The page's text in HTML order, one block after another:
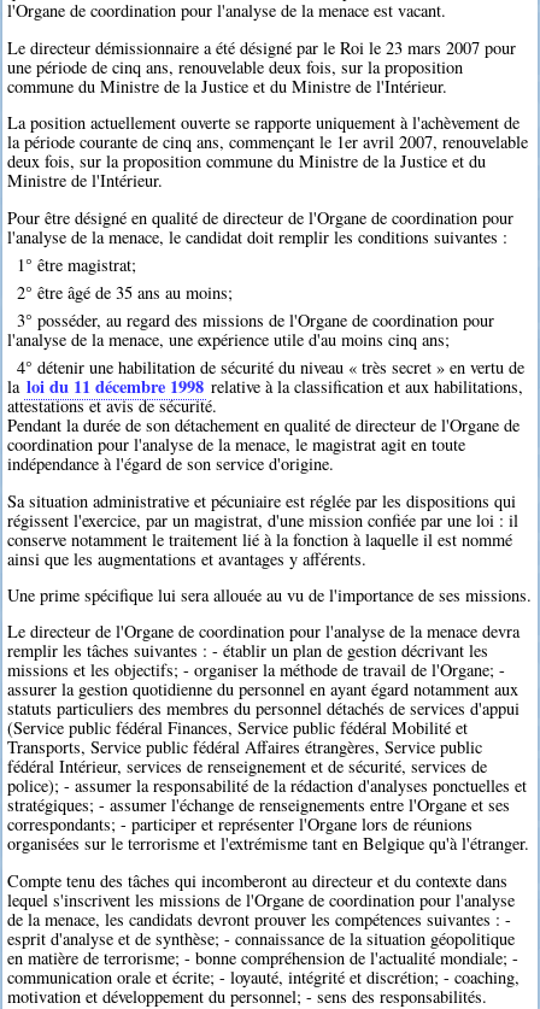
l'Organe de coordination pour l'analyse de la menace est vacant.
Le directeur démissionnaire a été désigné par le Roi le 23 mars 2007 pour
une période de cinq ans, renouvelable deux fois, sur la proposition
commune du Ministre de la Justice et du Ministre de l'Intérieur.
La position actuellement ouverte se rapporte uniquement à l'achèvement de
la période courante de cinq ans, commençant le 1er avril 2007, renouvelable
deux fois, sur la proposition commune du Ministre de la Justice et du
Ministre de l'Intérieur.
Pour être désigné en qualité de directeur de l'Organe de coordination pour
l'analyse de la menace, le candidat doit remplir les conditions suivantes :
1° être magistrat;
2° être âgé de 35 ans au moins;
3° posséder, au regard des missions de l'Organe de coordination pour
l'analyse de la menace, une expérience utile d'au moins cinq ans;
4° détenir une habilitation de sécurité du niveau « très secret » en vertu de
la loi du 11 décembre 1998 relative à la classification et aux habilitations,
attestations et avis de sécurité.
Pendant la durée de son détachement en qualité de directeur de l'Organe de
coordination pour l'analyse de la menace, le magistrat agit en toute
indépendance à l'égard de son service d'origine.
Sa situation administrative et pécuniaire est réglée par les dispositions qui
régissent l'exercice, par un magistrat, d'une mission confiée par une loi : il
conserve notamment le traitement lié à la fonction à laquelle il est nommé
ainsi que les augmentations et avantages y afférents.
Une prime spécifique lui sera allouée au vu de l'importance de ses missions.
Le directeur de l'Organe de coordination pour l'analyse de la menace devra
remplir les tâches suivantes : - établir un plan de gestion décrivant les
missions et les objectifs; - organiser la méthode de travail de l'Organe; -
assurer la gestion quotidienne du personnel en ayant égard notamment aux
statuts particuliers des membres du personnel détachés de services d'appui
(Service public fédéral Finances, Service public fédéral Mobilité et
Transports, Service public fédéral Affaires étrangères, Service public
fédéral Intérieur, services de renseignement et de sécurité, services de
police); - assumer la responsabilité de la rédaction d'analyses ponctuelles et
stratégiques; - assumer l'échange de renseignements entre l'Organe et ses
correspondants; - participer et représenter l'Organe lors de réunions
organisées sur le terrorisme et l'extrémisme tant en Belgique qu'à l'étranger.
Compte tenu des tâches qui incomberont au directeur et du contexte dans
lequel s'inscrivent les missions de l'Organe de coordination pour l'analyse
de la menace, les candidats devront prouver les compétences suivantes : -
esprit d'analyse et de synthèse; - connaissance de la situation géopolitique
en matière de terrorisme; - bonne compréhension de l'actualité mondiale; -
communication orale et écrite; - loyauté, intégrité et discrétion; - coaching,
motivation et développement du personnel; - sens des responsabilités.